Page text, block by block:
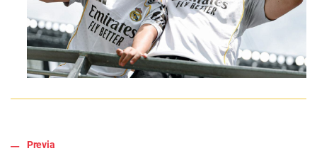
Previa